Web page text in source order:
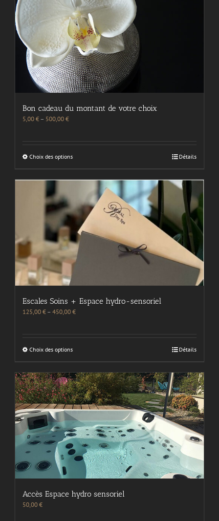
Bon cadeau du montant de votre choix
5,00€– 500,00€
Choix des options Détails
Escales Soins + Espace hydro-sensoriel
125,00€– 450,00€
Choix des options Détails
Accès Espace hydro sensoriel
50,00€